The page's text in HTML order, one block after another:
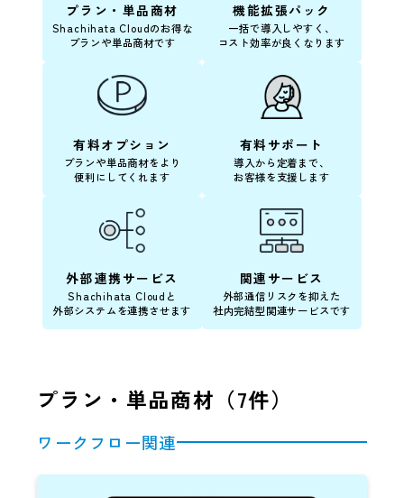
プラン・単品商材
Shachihata Cloudのお得な
プランや単品商材です
機能拡張パック
一括で導入しやすく、
コスト効率が良くなります
有料オプション
プランや単品商材をより
便利にしてくれます
有料サポート
導入から定着まで、
お客様を支援します
外部連携サービス
Shachihata Cloudと
外部システムを連携させます
関連サービス
外部通信リスクを抑えた
社内完結型関連サービスです
プラン・単品商材（7件）
ワークフロー関連